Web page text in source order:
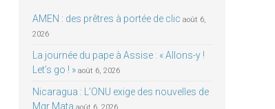
AMEN : des prêtres à portée de clic août 6,
2026
La journée du pape à Assise : « Allons-y !
Let’s go ! » août 6, 2026
Nicaragua : L’ONU exige des nouvelles de
Mgr Mata